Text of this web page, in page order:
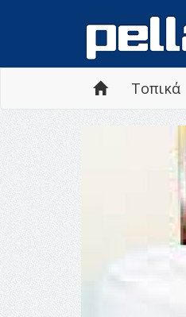
Τοπικά